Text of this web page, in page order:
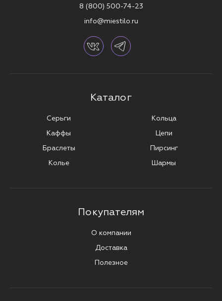
8 (800) 500-74-23
info@miestilo.ru
Каталог
Серьги
Каффы
Браслеты
Колье
Кольца
Цепи
Пирсинг
Шармы
Покупателям
О компании
Доставка
Полезное